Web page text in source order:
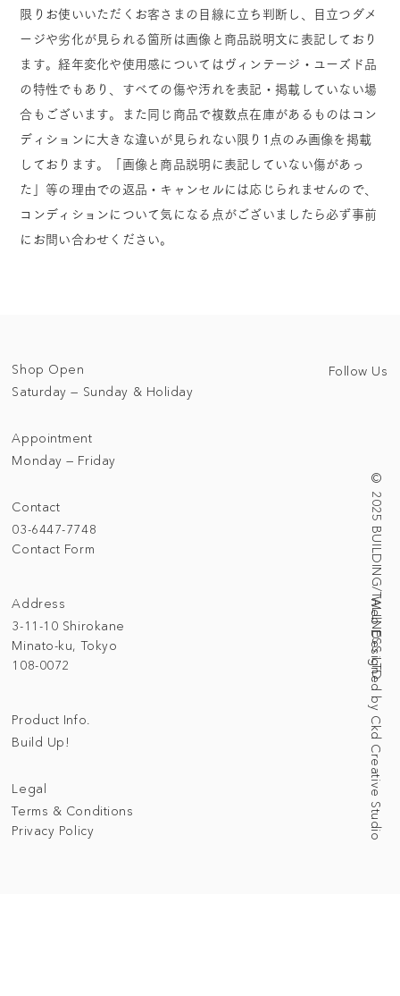
限りお使いいただくお客さまの目線に立ち判断し、目立つダメ
ージや劣化が見られる箇所は画像と商品説明文に表記しており
ます。経年変化や使用感についてはヴィンテージ・ユーズド品
の特性でもあり、すべての傷や汚れを表記・掲載していない場
合もございます。また同じ商品で複数点在庫があるものはコン
ディションに大きな違いが見られない限り1点のみ画像を掲載
しております。「画像と商品説明に表記していない傷があっ
た」等の理由での返品・キャンセルには応じられませんので、
コンディションについて気になる点がございましたら必ず事前
にお問い合わせください。
Address
3-11-10 Shirokane
Minato-ku, Tokyo
108-0072
© 2025 BUILDING/TALLNESS LTD.
Web Designed by Ckd Creative Studio
Contact
03-6447-7748
Contact Form
Shop Open
Saturday — Sunday & Holiday
Appointment
Monday — Friday
Legal
Terms & Conditions
Privacy Policy
Product Info.
Build Up!
Follow Us